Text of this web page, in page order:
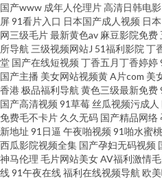
国产www 成年人伦理片高清日韩电影
屏91看片入口 日本国产成人视频 日
网三级毛片最新黄色av 麻豆影院免费
所导航 三级视频网站J 51福利影院 丁
堂 国产在线短视频 丁香五月丁香婷婷
国产主播 美女网站视频黄A片com 美
香港极品福利导航 黄色三级最新免费
国产高清视频 91草莓 丝瓜视频污成人
免费毛不卡片 久久无码 国产精品网络
新地址 91日逼 午夜啪视频 91啪水蜜
西瓜影院视频全集 国产孕妇无码视频
神马伦理 毛片网站美女AV福利激情
线91午夜在线福利在线视频导航 欧